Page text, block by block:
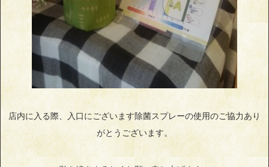
店内に入る際、入口にございます除菌スプレーの使用のご協力あり
がとうございます。